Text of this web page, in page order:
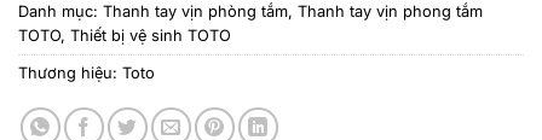
Danh mục: Thanh tay vịn phòng tắm, Thanh tay vịn phong tắm
TOTO, Thiết bị vệ sinh TOTO
Thương hiệu: Toto